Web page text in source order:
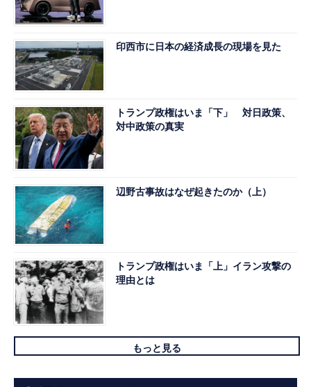
印西市に日本の経済成長の現場を見た
トランプ政権はいま「下」 対日政策、
対中政策の真実
辺野古事故はなぜ起きたのか（上）
トランプ政権はいま「上」イラン攻撃の
理由とは
もっと見る